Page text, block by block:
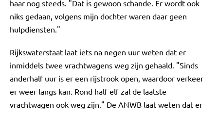
haar nog steeds. "Dat is gewoon schande. Er wordt ook
niks gedaan, volgens mijn dochter waren daar geen
hulpdiensten."
Rijkswaterstaat laat iets na negen uur weten dat er
inmiddels twee vrachtwagens weg zijn gehaald. "Sinds
anderhalf uur is er een rijstrook open, waardoor verkeer
er weer langs kan. Rond half elf zal de laatste
vrachtwagen ook weg zijn." De ANWB laat weten dat er